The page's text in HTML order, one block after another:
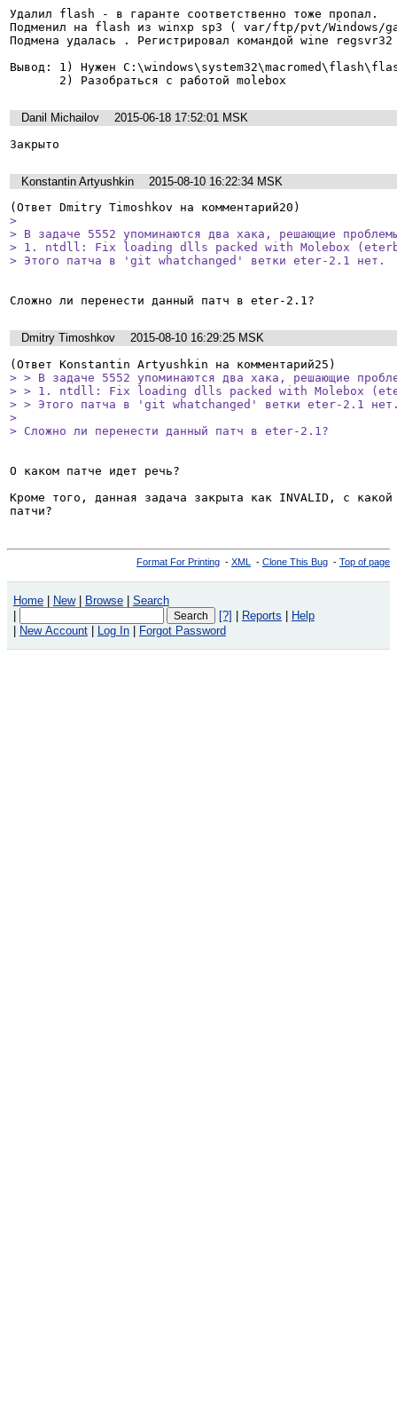
Удалил flash - в гаранте соответственно тоже пропал.
Подменил на flash из winxp sp3 ( var/ftp/pvt/
Подмена удалась . Регистрировал командой wine
Вывод: 1) Нужен
       2) Разобраться с работой molebox
Danil Michailov
2015-06-18 17:52:01 MSK
Закрыто
Konstantin Artyushkin
2015-08-10 16:22:34 MSK
>
> В задаче 5552 упоминаются два хака, решающие
> 1. ntdll: Fix loading dlls packed with Molebox
> Этого патча в 'git whatchanged' ветки eter-2.1 нет.
Сложно ли перенести данный патч в eter-2.1?
Dmitry Timoshkov
2015-08-10 16:29:25 MSK
> > В задаче 5552 упоминаются два хака, решающие
> > 1. ntdll: Fix loading dlls packed with Molebox
> > Этого патча в 'git whatchanged' ветки eter-2.1
>
> Сложно ли перенести данный патч в eter-2.1?
О каком патче идет речь?
Кроме того, данная задача закрыта как INVALID, с
патчи?
Format For Printing - XML - Clone This Bug - Top of page
Home New Browse
Search
[?] Reports
Help
New Account Log In Forgot Password